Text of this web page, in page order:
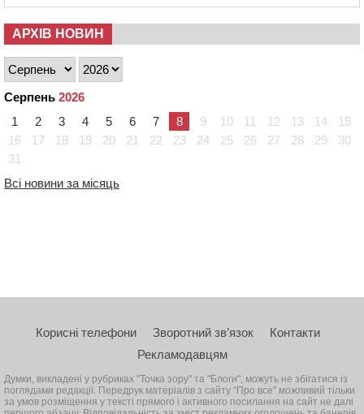
АРХІВ НОВИН
Серпень 2026
1
2 3 4 5 6 7 8 9 10 11 12 13 14
15
16
17 18 19 20 21 22 23 24 25 26 27 28 29
30
31
Всі новини за місяць
Корисні телефони Зворотний зв’язок
Контакти
Рекламодавцям
Думки, викладені у рубриках "Точка зору" та "Блоги", можуть не збігатися із
поглядами редакції. Передрук матеріалів з сайту "Про все" можливий тільки
за умов розміщення у тексті прямого і активного посилання на сайт не далі